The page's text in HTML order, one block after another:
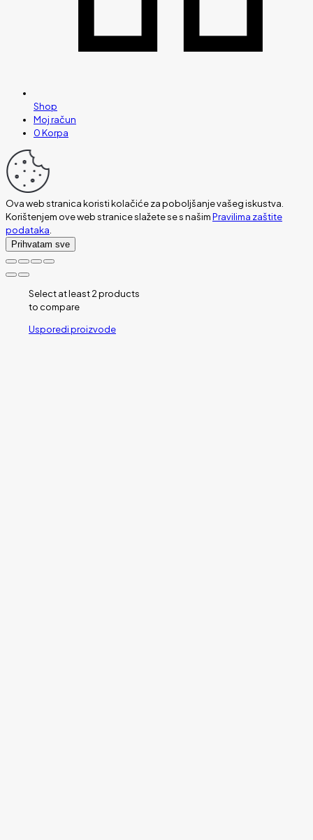
Shop
Moj račun
0Korpa
Ova web stranica koristi kolačiće za poboljšanje vašeg iskustva.
Korištenjem ove web stranice slažete se s našimPravilima zaštite
podataka.
Prihvatam sve
Select at least 2 products
to compare
Usporedi proizvode